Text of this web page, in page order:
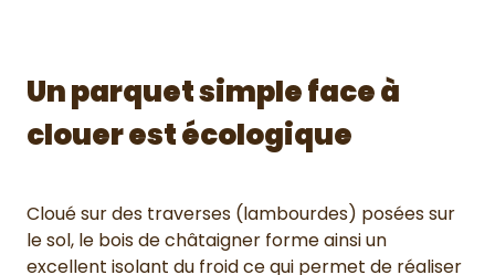
Un parquet simple face à
clouer est écologique
Cloué sur des traverses (lambourdes) posées sur
le sol, le bois de châtaigner forme ainsi un
excellent isolant du froid ce qui permet de réaliser